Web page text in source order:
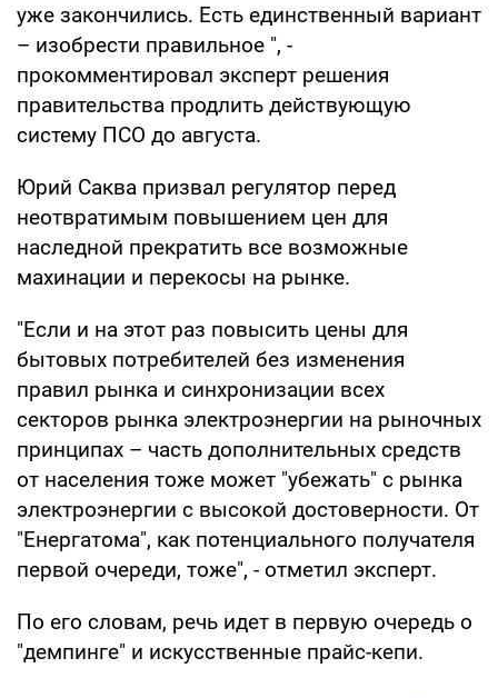
уже закончились. Есть единственный вариант
– изобрести правильное ", -
прокомментировал эксперт решения
правительства продлить действующую
систему ПСО до августа.
Юрий Саква призвал регулятор перед
неотвратимым повышением цен для
наследной прекратить все возможные
махинации и перекосы на рынке.
"Если и на этот раз повысить цены для
бытовых потребителей без изменения
правил рынка и синхронизации всех
секторов рынка электроэнергии на рыночных
принципах – часть дополнительных средств
от населения тоже может "убежать" с рынка
электроэнергии с высокой достоверности. От
"Енергатома", как потенциального получателя
первой очереди, тоже", - отметил эксперт.
По его словам, речь идет в первую очередь о
"демпинге" и искусственные прайс-кепи.